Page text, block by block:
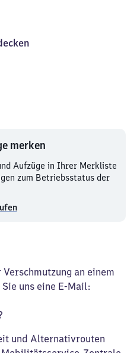
merken
Aufzüge in Ihrer Merkliste
zum Betriebsstatus der
an einem
uns eine E-Mail:
und Alternativrouten